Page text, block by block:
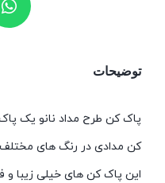
توضیحات
پاک کن طرح مداد نانو یک
کن مدادی در رنگ های